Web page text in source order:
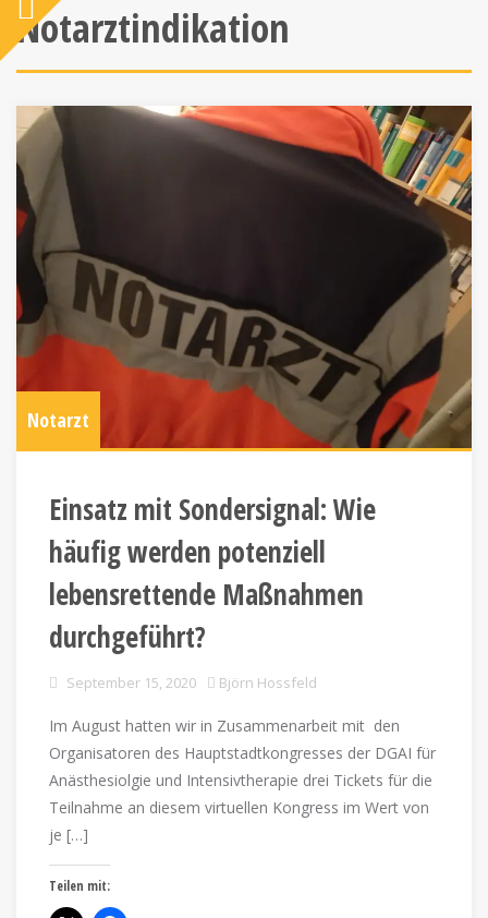
Notarztindikation
Notarzt
Einsatz mit Sondersignal: Wie
häufig werden potenziell
lebensrettende Maßnahmen
durchgeführt?
September 15, 2020 Björn Hossfeld
Im August hatten wir in Zusammenarbeit mit den
Organisatoren des Hauptstadtkongresses der DGAI für
Anästhesiolgie und Intensivtherapie drei Tickets für die
Teilnahme an diesem virtuellen Kongress im Wert von
je […]
Teilen mit: